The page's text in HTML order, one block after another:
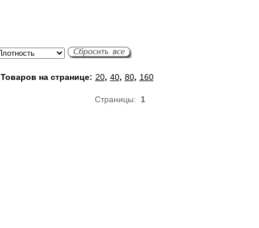
Товаров на странице: 20, 40, 80, 160
Страницы: 1